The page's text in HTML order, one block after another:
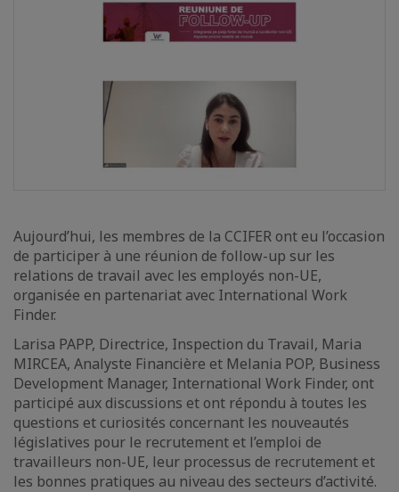
Aujourd’hui, les membres de la CCIFER ont eu l’occasion
de participer à une réunion de follow-up sur les
relations de travail avec les employés non-UE,
organisée en partenariat avec International Work
Finder.
Larisa PAPP, Directrice, Inspection du Travail, Maria
MIRCEA, Analyste Financière et Melania POP, Business
Development Manager, International Work Finder, ont
participé aux discussions et ont répondu à toutes les
questions et curiosités concernant les nouveautés
législatives pour le recrutement et l’emploi de
travailleurs non-UE, leur processus de recrutement et
les bonnes pratiques au niveau des secteurs d’activité.